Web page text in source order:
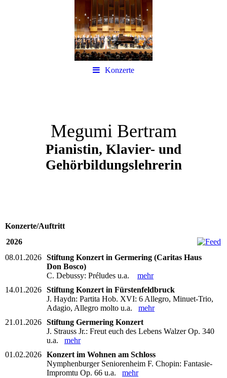
Konzerte
Megumi Bertram
Pianistin, Klavier- und
Gehörbildungslehrerin
Konzerte/Auftritt
2026
08.01.2026 Stiftung Konzert in Germering (Caritas Haus
Don Bosco)
C. Debussy: Préludes u.a. mehr
14.01.2026 Stiftung Konzert in Fürstenfeldbruck
J. Haydn: Partita Hob. XVI: 6 Allegro, Minuet-Trio,
Adagio, Allegro molto u.a. mehr
21.01.2026 Stiftung Germering Konzert
J. Strauss Jr.: Freut euch des Lebens Walzer Op. 340
u.a. mehr
01.02.2026 Konzert im Wohnen am Schloss
Nymphenburger Seniorenheim F. Chopin: Fantasie-
Impromtu Op. 66 u.a. mehr